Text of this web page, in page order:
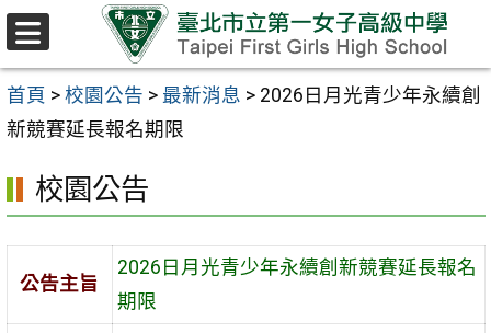
跳至主要內容區
首頁 > 校園公告 > 最新消息 > 2026日月光青少年永續創
新競賽延長報名期限
校園公告
公告主旨
2026日月光青少年永續創新競賽延長報名
期限
選
單